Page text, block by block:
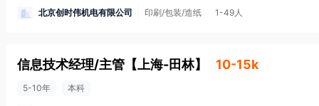
北京创时伟机电有限公司 印刷/包装/造纸 1-49人
信息技术经理/主管 【 上海-田林】 10-15k
5-10年 本科